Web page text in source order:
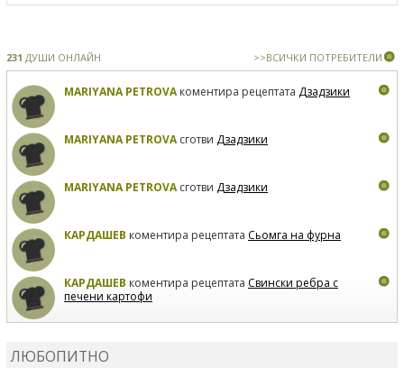
231 ДУШИ ОНЛАЙН >>ВСИЧКИ ПОТРЕБИТЕЛИ
MARIYANA PETROVAкоментира рецептата Дзадзики
MARIYANA PETROVAсготви Дзадзики
MARIYANA PETROVAсготви Дзадзики
КАРДАШЕВ коментира рецептата Сьомга на фурна
КАРДАШЕВ коментира рецептата Свински ребра с
печени картофи
ЛЮБОПИТНО